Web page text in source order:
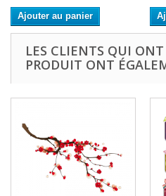
Ajouter au panier
LES CLIENTS QUI
PRODUIT ONT